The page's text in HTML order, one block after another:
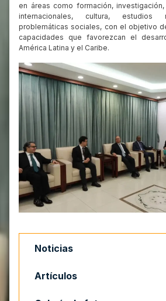
en áreas como formación,
internacionales, cultura, estudios
problemáticas sociales, con el objetivo
capacidades que favorezcan el
América Latina y el Caribe.
Noticias
Artículos